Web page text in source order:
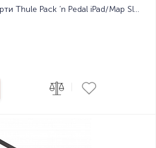
Кейс для Ipad або карти Thule Pack ’n Pedal iPad/Map Sleeve